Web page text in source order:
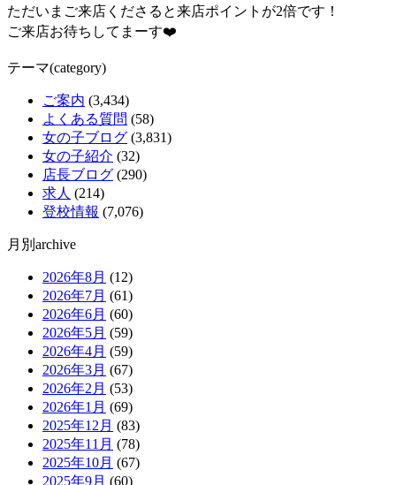
ただいまご来店くださると来店ポイントが2倍です！
ご来店お待ちしてまーす❤️
テーマ(category)
ご案内 (3,434)
よくある質問 (58)
女の子ブログ (3,831)
女の子紹介 (32)
店長ブログ (290)
求人 (214)
登校情報 (7,076)
月別archive
2026年8月 (12)
2026年7月 (61)
2026年6月 (60)
2026年5月 (59)
2026年4月 (59)
2026年3月 (67)
2026年2月 (53)
2026年1月 (69)
2025年12月 (83)
2025年11月 (78)
2025年10月 (67)
2025年9月 (60)